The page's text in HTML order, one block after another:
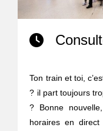
Ton train et toi,
? il part toujours
? Bonne
horaires en